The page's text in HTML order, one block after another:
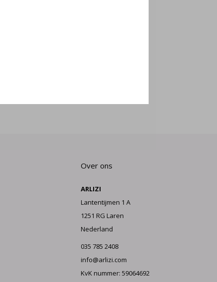
Over ons
ARLIZI
Lantentijmen 1 A
1251 RG Laren
Nederland
035 785 2408
info@arlizi.com
KvK nummer: 59064692